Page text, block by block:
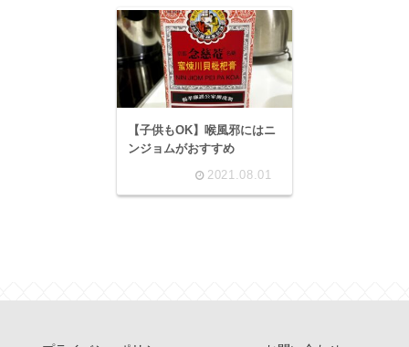
【子供もOK】喉風邪にはニ
ンジョムがおすすめ
2021.08.01